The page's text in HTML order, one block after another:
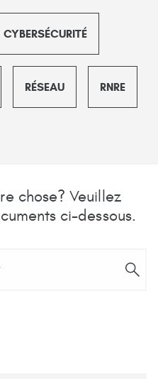
CYBERSÉCURITÉ
RÉSEAU RNRE
chose? Veuillez
ci-dessous.